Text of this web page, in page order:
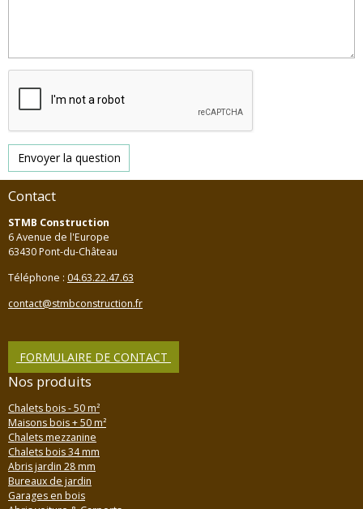
Envoyer la question
Contact
STMB Construction
6 Avenue de l'Europe
63430 Pont-du-Château
Téléphone : 04.63.22.47.63
contact@stmbconstruction.fr
FORMULAIRE DE CONTACT
Nos produits
Chalets bois - 50 m²
Maisons bois + 50 m²
Chalets mezzanine
Chalets bois 34 mm
Abris jardin 28 mm
Bureaux de jardin
Garages en bois